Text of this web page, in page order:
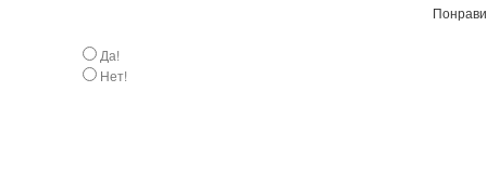
Да!
Нет!